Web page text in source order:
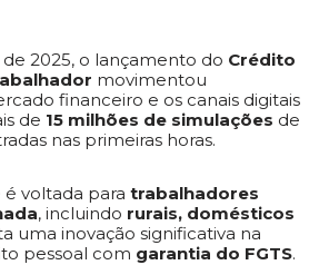
2025, o lançamento do Crédito
movimentou
financeiro e os canais digitais
de 15 milhões de simulações de
nas primeiras horas.
voltada para trabalhadores
, incluindo rurais, domésticos
uma inovação significativa na
pessoal com garantia do FGTS.